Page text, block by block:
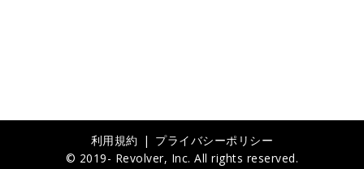
利用規約
プライバシーポリシー
© 2019- Revolver, Inc. All rights reserved.